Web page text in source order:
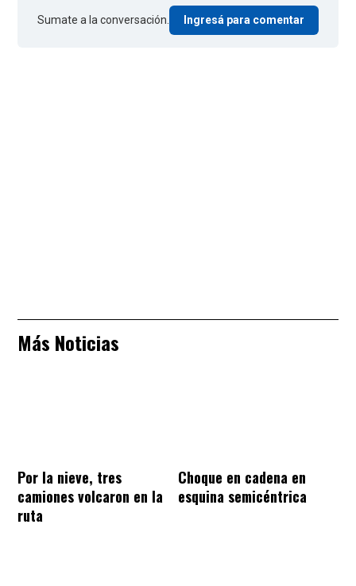
Sumate a la conversación. Ingresá para comentar
Más Noticias
Por la nieve, tres
camiones volcaron en la
ruta
Choque en cadena en
esquina semicéntrica